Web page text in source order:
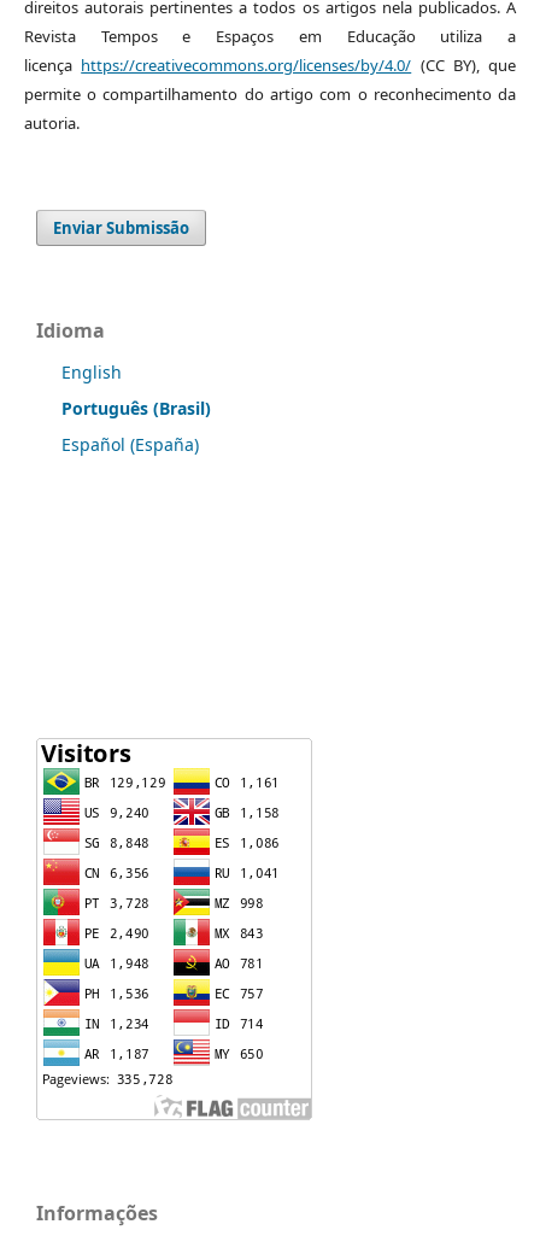
direitos autorais pertinentes a todos os artigos nela publicados. A
Revista Tempos e Espaços em Educação utiliza a
licença https://creativecommons.org/licenses/by/4.0/ (CC BY), que
permite o compartilhamento do artigo com o reconhecimento da
autoria.
Enviar Submissão
Idioma
English
Português (Brasil)
Español (España)
Informações